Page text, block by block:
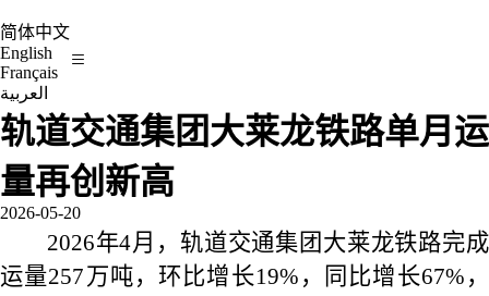
简体中文
English
Français
العربية
轨道交通集团大莱龙铁路单月运
量再创新高
2026-05-20
2026年4月，轨道交通集团大莱龙铁路完成
运量257万吨，环比增长19%，同比增长67%，